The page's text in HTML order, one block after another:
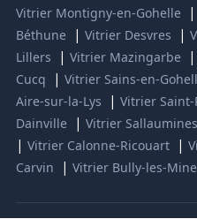
Vitrier Montigny-en-Gohelle |
Béthune
| Vitrier Desvres |
Lillers
| Vitrier Mazingarbe |
Cucq
| Vitrier Sains-en-
Aire-sur-la-Lys
| Vitrier Saint-
Dainville
| Vitrier Sallaumines
| Vitrier Calonne-Ricouart |
Carvin
| Vitrier Bully-les-